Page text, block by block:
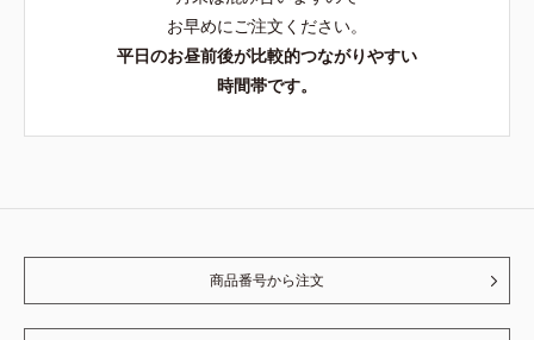
お早めにご注文ください。
平日のお昼前後が比較的つながりやすい
時間帯です。
商品番号から注文